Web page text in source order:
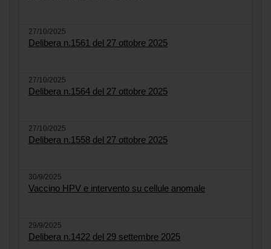
27/10/2025
Delibera n.1561 del 27 ottobre 2025
27/10/2025
Delibera n.1564 del 27 ottobre 2025
27/10/2025
Delibera n.1558 del 27 ottobre 2025
30/9/2025
Vaccino HPV e intervento su cellule anomale
29/9/2025
Delibera n.1422 del 29 settembre 2025